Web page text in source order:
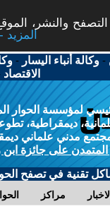
والنشر،
More info - المزيد
-وكالة أنباء اليسار -
الاقتصاد
لمؤسسة الحوار
ديمقراطية،
مدني علماني
المتمدن على جائزة ابن
تقنية في تصفح
مراكز الاخبار